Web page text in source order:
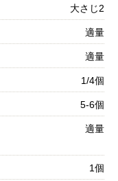
大さじ2
適量
適量
1/4個
5-6個
適量
1個